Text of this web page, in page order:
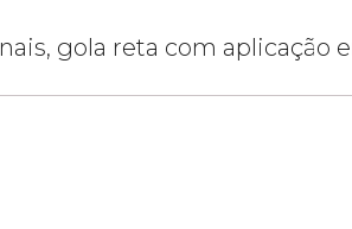
gola reta com aplicação